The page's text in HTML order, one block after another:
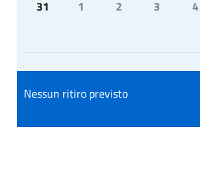
31 1 2 3 4
Nessun ritiro previsto